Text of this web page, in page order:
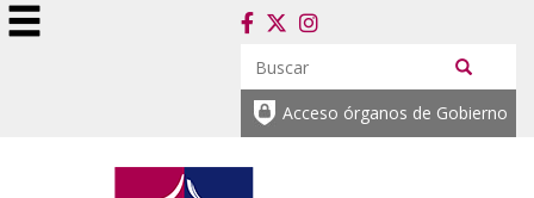
Acceso órganos de Gobierno